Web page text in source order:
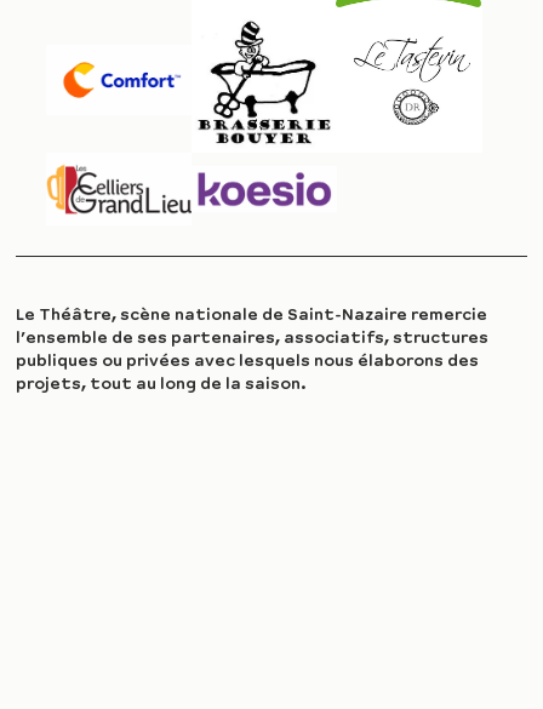
Le Théâtre, scène nationale de Saint-Nazaire remercie
l’ensemble de ses partenaires, associatifs, structures
publiques ou privées avec lesquels nous élaborons des
projets, tout au long de la saison.